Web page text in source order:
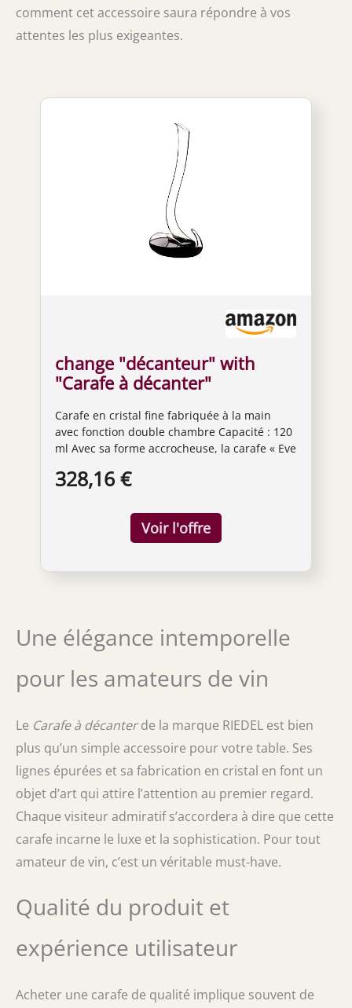
comment cet accessoire saura répondre à vos
attentes les plus exigeantes.
change "décanteur" with
"Carafe à décanter"
Carafe en cristal fine fabriquée à la main
avec fonction double chambre Capacité : 120
ml Avec sa forme accrocheuse, la carafe « Eve
la main sont fabriqués dans la Communauté
recommandé Dimensions de la carafe (L x l x
H) : 21 x 21 x 50 cm
328,16 €
Une élégance intemporelle
pour les amateurs de vin
Le Carafe à décanterde la marque RIEDEL est bien
plus qu’un simple accessoire pour votre table. Ses
lignes épurées et sa fabrication en cristal en font un
objet d’art qui attire l’attention au premier regard.
Chaque visiteur admiratif s’accordera à dire que cette
carafe incarne le luxe et la sophistication. Pour tout
amateur de vin, c’est un véritable must-have.
Qualité du produit et
expérience utilisateur
Acheter une carafe de qualité implique souvent de